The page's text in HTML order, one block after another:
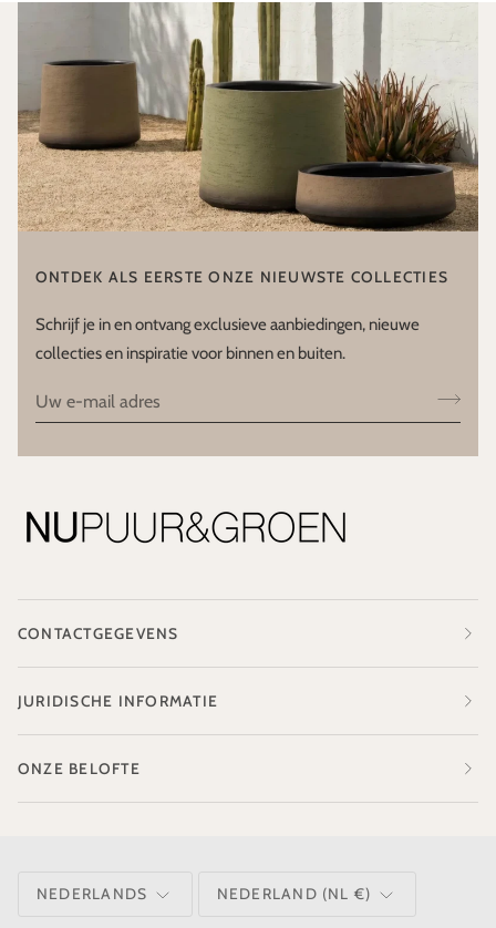
ONTDEK ALS EERSTE ONZE NIEUWSTE COLLECTIES
Schrijf je in en ontvang exclusieve aanbiedingen, nieuwe
collecties en inspiratie voor binnen en buiten.
CONTACTGEGEVENS
JURIDISCHE INFORMATIE
ONZE BELOFTE
NEDERLANDS NEDERLAND (NL €)